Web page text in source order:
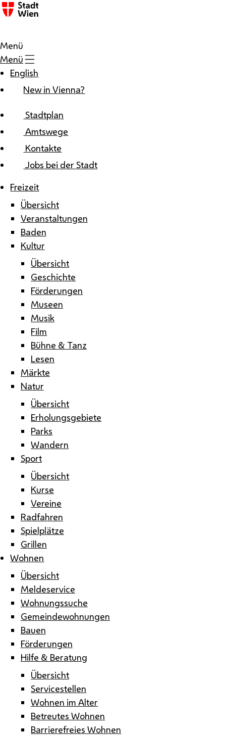
Zum Inhalt
Menü
Menü
English
New in Vienna?
Stadtplan
Amtswege
Kontakte
Jobs bei der Stadt
Freizeit
Übersicht
Veranstaltungen
Baden
Kultur
Übersicht
Geschichte
Förderungen
Museen
Musik
Film
Bühne & Tanz
Lesen
Märkte
Natur
Übersicht
Erholungsgebiete
Parks
Wandern
Sport
Übersicht
Kurse
Vereine
Radfahren
Spielplätze
Grillen
Wohnen
Übersicht
Meldeservice
Wohnungssuche
Gemeindewohnungen
Bauen
Förderungen
Hilfe & Beratung
Übersicht
Servicestellen
Wohnen im Alter
Betreutes Wohnen
Barrierefreies Wohnen